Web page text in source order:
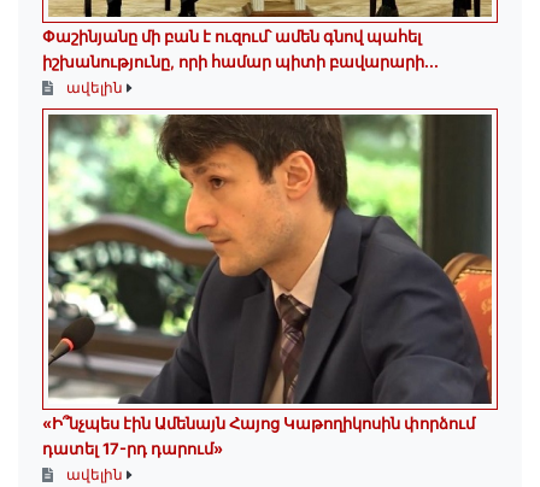
Փաշինյանը մի բան է ուզում՝ ամեն գնով պահել
իշխանությունը, որի համար պիտի բավարարի...
ավելին
«Ի՞նչպես էին Ամենայն Հայոց Կաթողիկոսին փորձում
դատել 17-րդ դարում»
ավելին